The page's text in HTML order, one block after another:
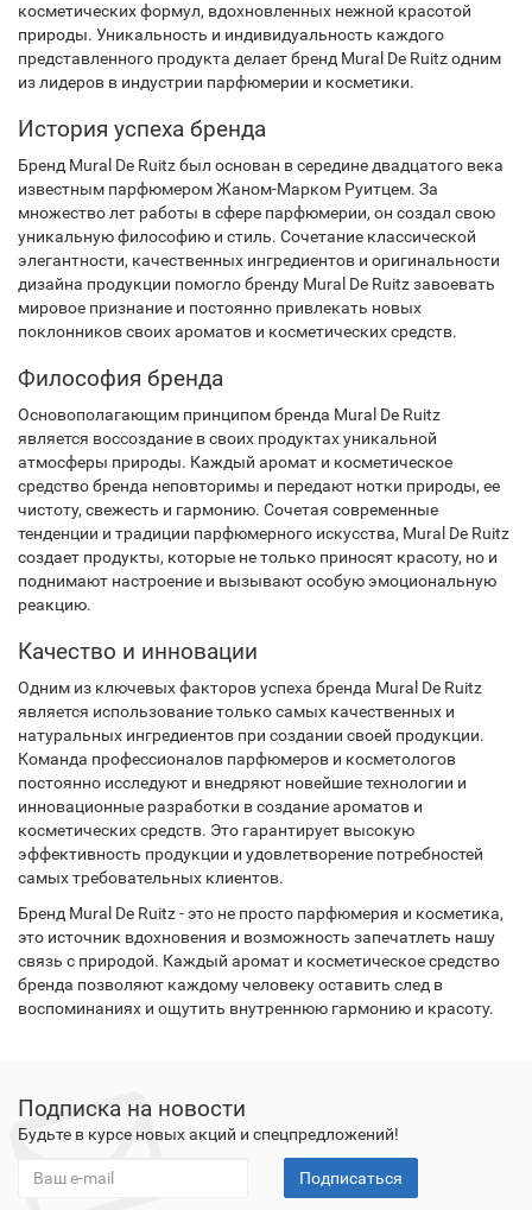
косметических формул, вдохновленных нежной красотой
природы. Уникальность и индивидуальность каждого
представленного продукта делает бренд Mural De Ruitz одним
из лидеров в индустрии парфюмерии и косметики.
История успеха бренда
Бренд Mural De Ruitz был основан в середине двадцатого века
известным парфюмером Жаном-Марком Руитцем. За
множество лет работы в сфере парфюмерии, он создал свою
уникальную философию и стиль. Сочетание классической
элегантности, качественных ингредиентов и оригинальности
дизайна продукции помогло бренду Mural De Ruitz завоевать
мировое признание и постоянно привлекать новых
поклонников своих ароматов и косметических средств.
Философия бренда
Основополагающим принципом бренда Mural De Ruitz
является воссоздание в своих продуктах уникальной
атмосферы природы. Каждый аромат и косметическое
средство бренда неповторимы и передают нотки природы, ее
чистоту, свежесть и гармонию. Сочетая современные
тенденции и традиции парфюмерного искусства, Mural De Ruitz
создает продукты, которые не только приносят красоту, но и
поднимают настроение и вызывают особую эмоциональную
реакцию.
Качество и инновации
Одним из ключевых факторов успеха бренда Mural De Ruitz
является использование только самых качественных и
натуральных ингредиентов при создании своей продукции.
Команда профессионалов парфюмеров и косметологов
постоянно исследуют и внедряют новейшие технологии и
инновационные разработки в создание ароматов и
косметических средств. Это гарантирует высокую
эффективность продукции и удовлетворение потребностей
самых требовательных клиентов.
Бренд Mural De Ruitz - это не просто парфюмерия и косметика,
это источник вдохновения и возможность запечатлеть нашу
связь с природой. Каждый аромат и косметическое средство
бренда позволяют каждому человеку оставить след в
воспоминаниях и ощутить внутреннюю гармонию и красоту.
Подписка на новости
Будьте в курсе новых акций и спецпредложений!
Подписаться